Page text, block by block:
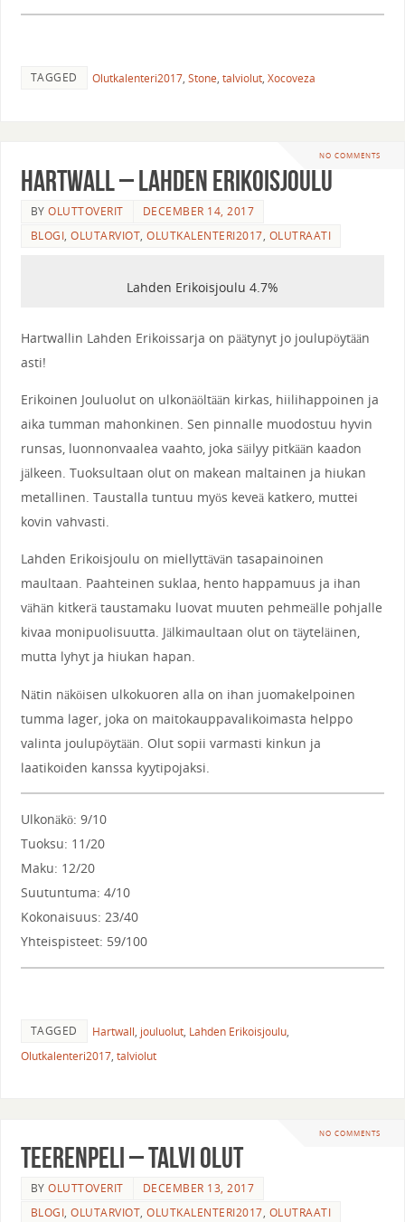
TAGGED Olutkalenteri2017, Stone, talviolut, Xocoveza
NO COMMENTS
Hartwall – Lahden Erikoisjoulu
BYOLUTTOVERIT
DECEMBER 14, 2017
BLOGI,OLUTARVIOT,OLUTKALENTERI2017, OLUTRAATI
Lahden Erikoisjoulu 4.7%
Hartwallin Lahden Erikoissarja on päätynyt jo joulupöytään
asti!
Erikoinen Jouluolut on ulkonäöltään kirkas, hiilihappoinen ja
aika tumman mahonkinen. Sen pinnalle muodostuu hyvin
runsas, luonnonvaalea vaahto, joka säilyy pitkään kaadon
jälkeen. Tuoksultaan olut on makean maltainen ja hiukan
metallinen. Taustalla tuntuu myös keveä katkero, muttei
kovin vahvasti.
Lahden Erikoisjoulu on miellyttävän tasapainoinen
maultaan. Paahteinen suklaa, hento happamuus ja ihan
vähän kitkerä taustamaku luovat muuten pehmeälle pohjalle
kivaa monipuolisuutta. Jälkimaultaan olut on täyteläinen,
mutta lyhyt ja hiukan hapan.
Nätin näköisen ulkokuoren alla on ihan juomakelpoinen
tumma lager, joka on maitokauppavalikoimasta helppo
valinta joulupöytään. Olut sopii varmasti kinkun ja
laatikoiden kanssa kyytipojaksi.
Ulkonäkö: 9/10
Tuoksu: 11/20
Maku: 12/20
Suutuntuma: 4/10
Kokonaisuus: 23/40
Yhteispisteet: 59/100
TAGGED Hartwall, jouluolut, Lahden Erikoisjoulu,
Olutkalenteri2017, talviolut
NO COMMENTS
Teerenpeli – Talvi Olut
BYOLUTTOVERIT
DECEMBER 13, 2017
BLOGI,OLUTARVIOT,OLUTKALENTERI2017, OLUTRAATI